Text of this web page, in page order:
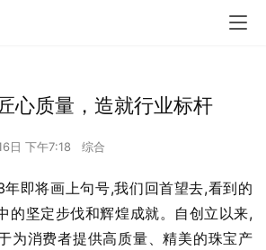
心质量，造就行业标杆
日 下午7:18 综合
即将画上句号,我们回首望去,看到的
的坚定步伐和辉煌成就。自创立以来,
为消费者提供高质量、精美的珠宝产